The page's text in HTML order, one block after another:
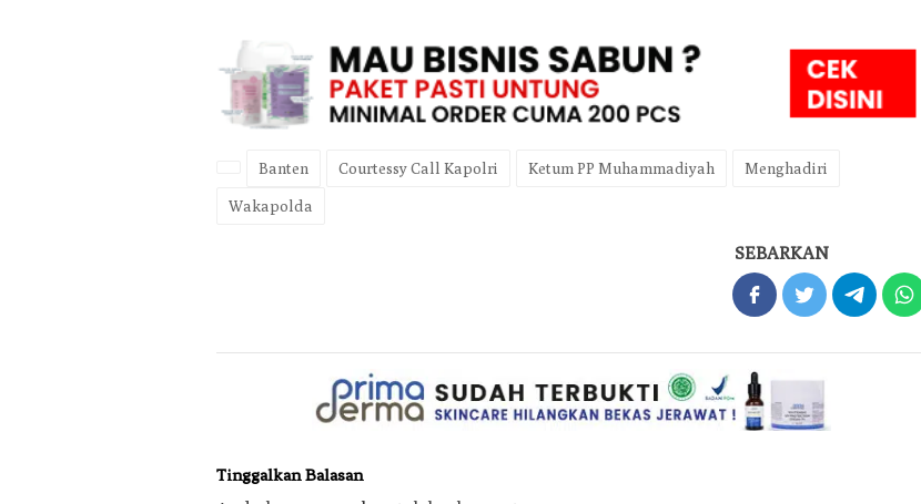
Banten Courtessy Call Kapolri Ketum PP Muhammadiyah Menghadiri
Wakapolda
SEBARKAN
Tinggalkan Balasan